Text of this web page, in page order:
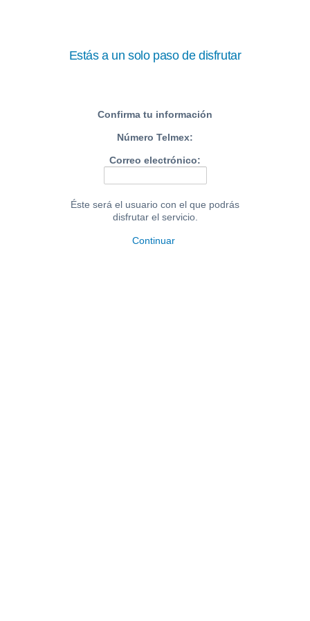
Estás a un solo paso de disfrutar
Confirma tu información
Número Telmex:
Correo electrónico:
Éste será el usuario con el que podrás
disfrutar el servicio.
Continuar